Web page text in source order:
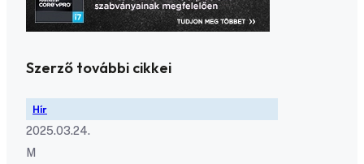
Szerző további cikkei
Hír
2025.03.24.
M